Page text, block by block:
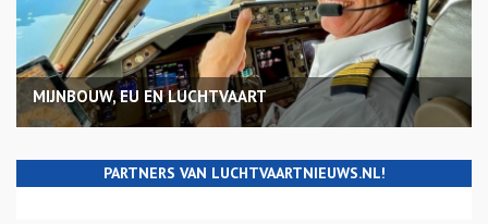
MIJNBOUW, EU EN LUCHTVAART
PARTNERS VAN LUCHTVAARTNIEUWS.NL!